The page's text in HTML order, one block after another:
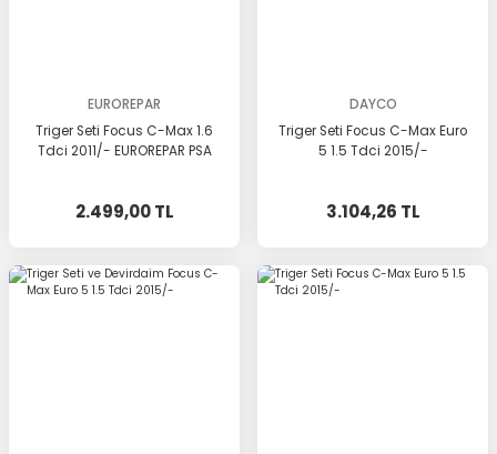
EUROREPAR
Triger Seti Focus C-Max 1.6
Tdci 2011/- EUROREPAR PSA
2.499,00 TL
DAYCO
Triger Seti Focus C-Max Euro
5 1.5 Tdci 2015/-
3.104,26 TL